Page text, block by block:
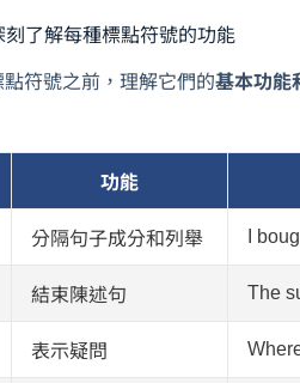
刻了解每種標點符號的功能
符號之前，理解它們的基本功能
功能
分隔句子成分和列舉 I
結束陳述句 The
表示疑問